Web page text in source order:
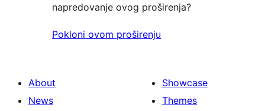
napredovanje ovog proširenja?
Pokloni ovom proširenju
About
News
Showcase
Themes